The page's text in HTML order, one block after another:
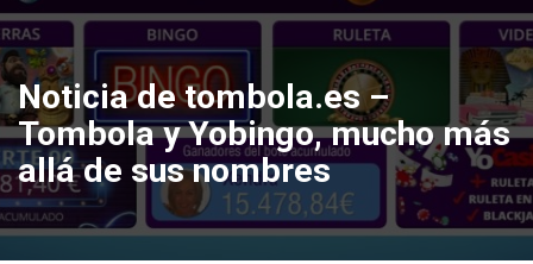
Noticia de tombola.es –
Tombola y Yobingo, mucho más
allá de sus nombres